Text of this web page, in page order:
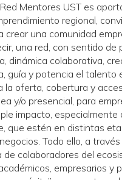
Mentores UST es
regional,
crear una comunidad
una red, con sentido de
dinámica colaborativa,
guía y potencia el talento
la oferta, cobertura y
y/o presencial, para
impacto, especialmente
que estén en distintas
Todo ello, a
de colaboradores del
empresarios y